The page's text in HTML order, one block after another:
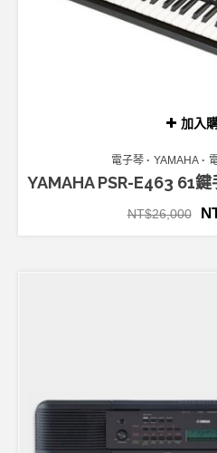
加入
電子琴 YAMAHA
YAMAHA PSR-E463 61
NT$26,000